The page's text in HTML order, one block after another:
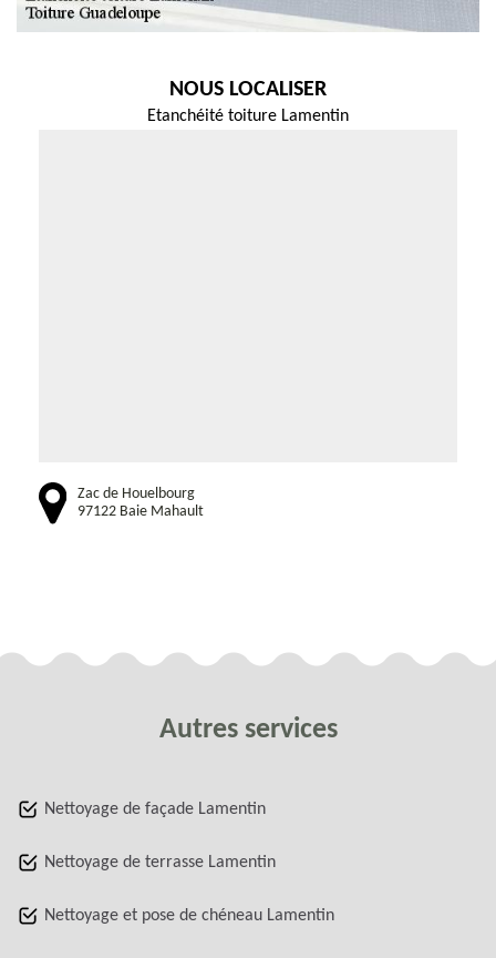
NOUS LOCALISER
Etanchéité toiture Lamentin
Zac de Houelbourg
97122 Baie Mahault
Autres services
Nettoyage de façade Lamentin
Nettoyage de terrasse Lamentin
Nettoyage et pose de chéneau Lamentin